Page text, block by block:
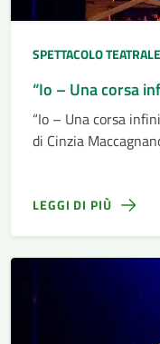
SPETTACOLO TEATRALE
“Io – Una corsa
“Io – Una corsa
di Cinzia
LEGGI DI PIÙ